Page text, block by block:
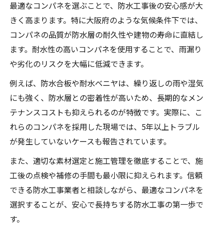
最適なコンパネを選ぶことで、防水工事後の安心感が大
きく高まります。特に大阪府のような気候条件下では、
コンパネの品質が防水層の耐久性や建物の寿命に直結し
ます。耐水性の高いコンパネを使用することで、雨漏り
や劣化のリスクを大幅に低減できます。
例えば、防水合板や耐水ベニヤは、繰り返しの雨や湿気
にも強く、防水層との密着性が高いため、長期的なメン
テナンスコストも抑えられるのが特徴です。実際に、こ
れらのコンパネを採用した現場では、5年以上トラブル
が発生していないケースも報告されています。
また、適切な素材選定と施工管理を徹底することで、施
工後の点検や補修の手間も最小限に抑えられます。信頼
できる防水工事業者と相談しながら、最適なコンパネを
選択することが、安心で長持ちする防水工事の第一歩で
す。